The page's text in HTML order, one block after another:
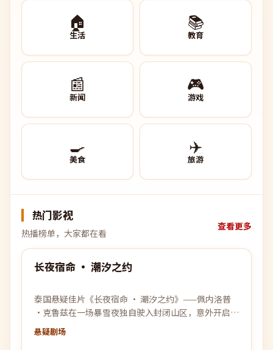
🏠
生活
📚
教育
📰
新闻
🎮
游戏
🍳
美食
✈️
旅游
热门影视
热播榜单，大家都在看
查看更多
热门
99:30
长夜宿命 · 潮汐之约
泰国悬疑佳片《长夜宿命 · 潮汐之约》——佩内洛普
·克鲁兹在一场暴雪夜独自驶入封闭山区，意外开启了
一连串无法被解释的事件。
悬疑剧场